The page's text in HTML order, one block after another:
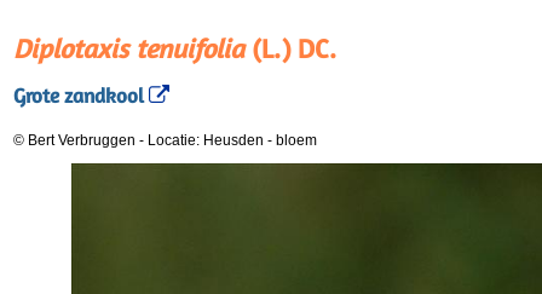
Diplotaxis tenuifolia(L.) DC.
Grote zandkool
© Bert Verbruggen - Locatie: Heusden - bloem